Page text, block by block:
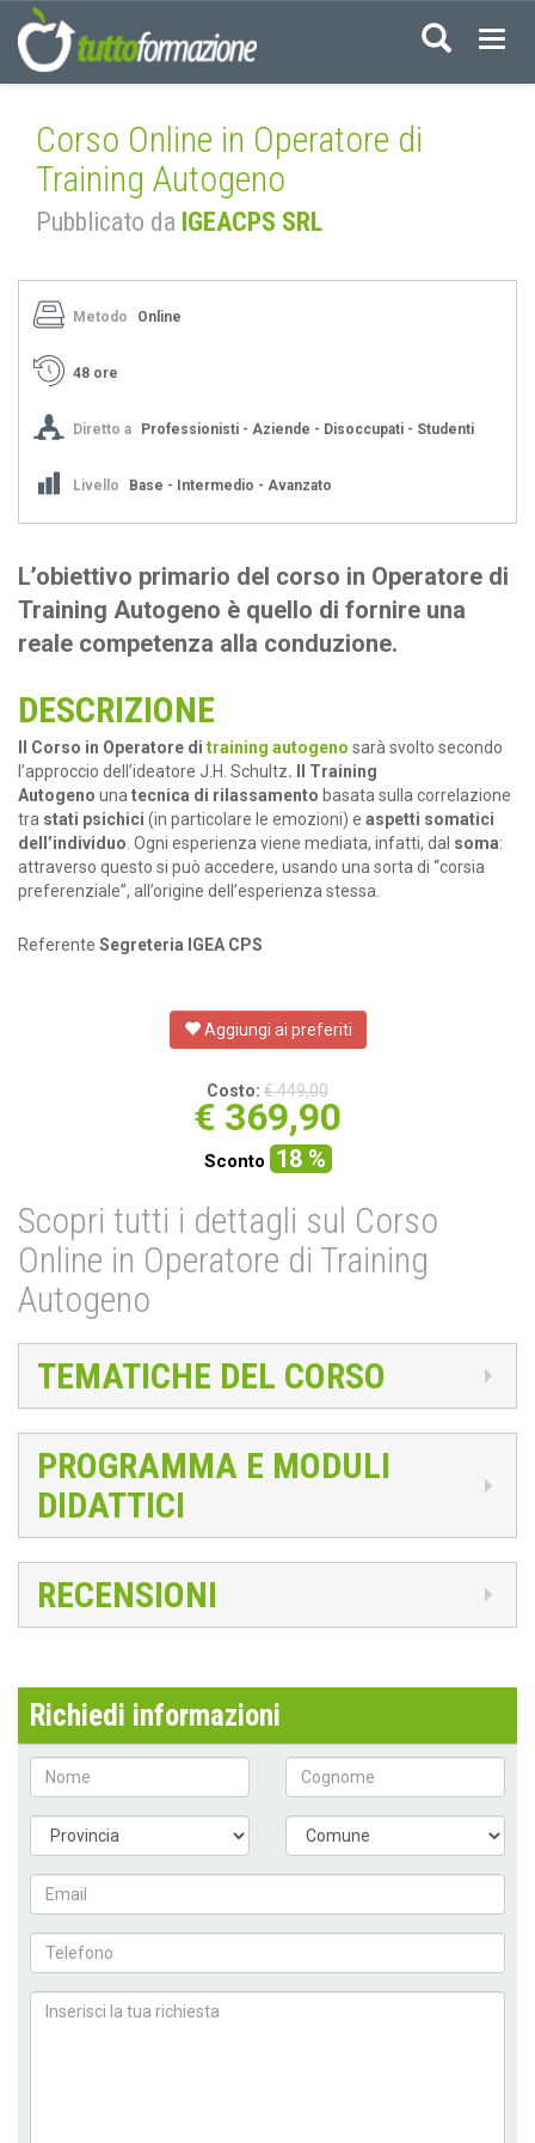
Corso Online in Operatore di
Training Autogeno
Pubblicato da IGEACPS SRL
Metodo Online
48 ore
Diretto a Professionisti - Aziende - Disoccupati - Studenti
Livello Base - Intermedio - Avanzato
L’obiettivo primario del corso in Operatore di
Training Autogeno è quello di fornire una
reale competenza alla conduzione.
DESCRIZIONE
Il Corso in Operatore di training autogeno sarà svolto secondo
l’approccio dell’ideatore J.H. Schultz. Il Training
Autogeno una tecnica di rilassamento basata sulla correlazione
tra stati psichici (in particolare le emozioni) e aspetti somatici
dell’individuo . Ogni esperienza viene mediata, infatti, dal soma:
attraverso questo si può accedere, usando una sorta di “corsia
preferenziale”, all’origine dell’esperienza stessa.
Referente Segreteria IGEA CPS
Aggiungi ai preferiti
Costo: € 449,00
€ 369,90
Sconto 18 %
Scopri tutti i dettagli sul Corso
Online in Operatore di Training
Autogeno
TEMATICHE DEL CORSO
PROGRAMMA E MODULI
DIDATTICI
RECENSIONI
Richiedi informazioni